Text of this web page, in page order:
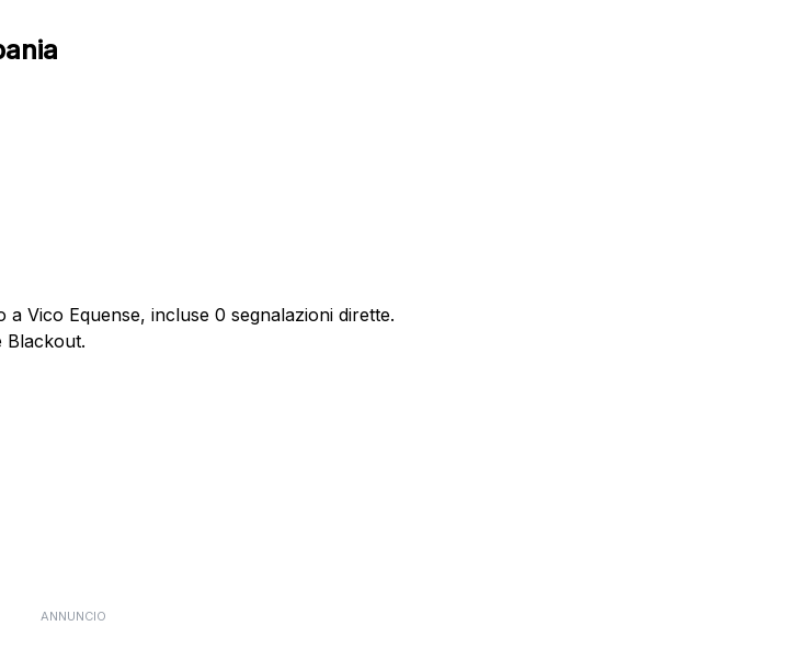
Vico Equense, incluse 0 segnalazioni dirette.
Blackout.
ANNUNCIO